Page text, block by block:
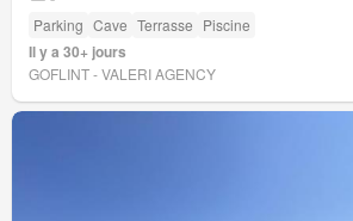
Parking Cave Terrasse Piscine
Il y a 30+ jours
GOFLINT - VALERI AGENCY